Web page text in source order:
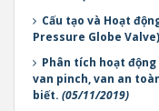
Cấu tạo và Hoạt
Pressure Globe
Phân tích hoạt
van pinch, van an
biết. (05/11/2019)